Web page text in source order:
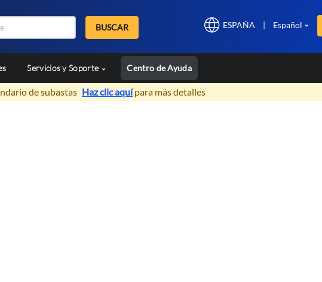
BUSCAR ESPAÑA | Español
Servicios y Soporte Centro de Ayuda
de subastas Haz clic aquípara más detalles